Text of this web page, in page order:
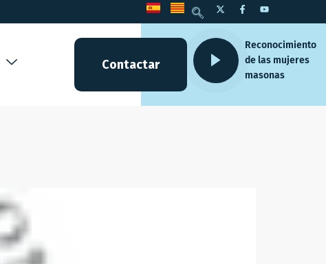
Contactar
Reconocimiento
de las mujeres
masonas